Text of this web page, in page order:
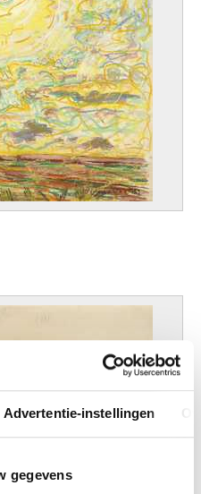
Advertentie-instellingen
gegevens